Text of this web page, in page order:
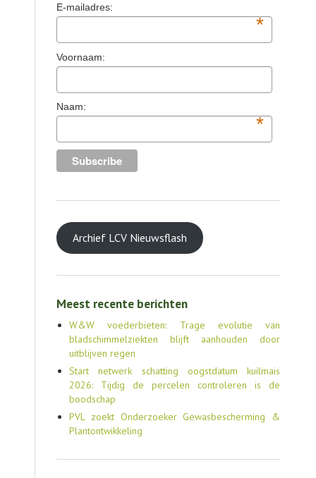
E-mailadres:
*
Voornaam:
Naam:
*
Archief LCV Nieuwsflash
Meest recente berichten
W&W voederbieten: Trage evolutie van
bladschimmelziekten blijft aanhouden door
uitblijven regen
Start netwerk schatting oogstdatum kuilmais
2026: Tijdig de percelen controleren is de
boodschap
PVL zoekt Onderzoeker Gewasbescherming &
Plantontwikkeling